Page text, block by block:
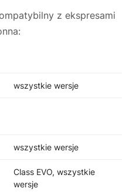
z ekspresami
wszystkie wersje
wszystkie wersje
Class EVO, wszystkie
wersje